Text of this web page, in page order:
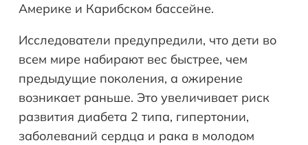
Америке и Карибском бассейне.
Исследователи предупредили, что дети во
всем мире набирают вес быстрее, чем
предыдущие поколения, а ожирение
возникает раньше. Это увеличивает риск
развития диабета 2 типа, гипертонии,
заболеваний сердца и рака в молодом